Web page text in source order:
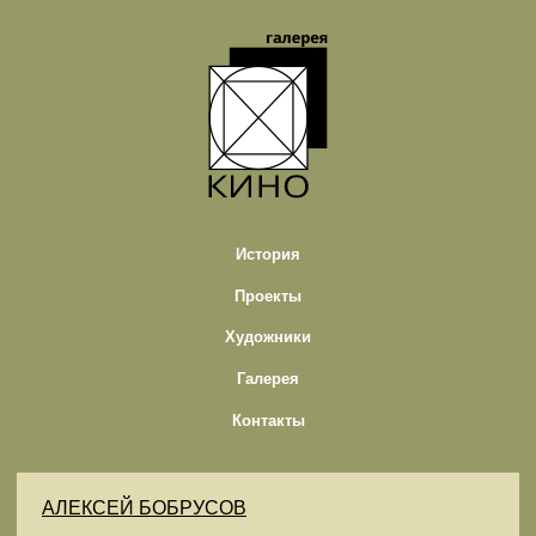
История
Проекты
Художники
Галерея
Контакты
АЛЕКСЕЙ БОБРУСОВ